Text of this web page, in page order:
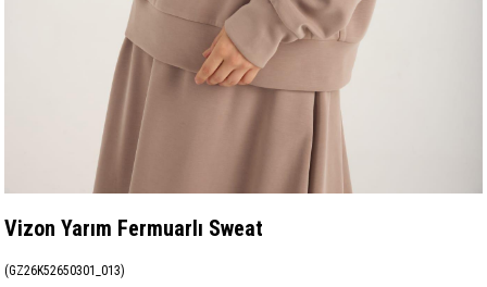
Vizon Yarım Fermuarlı Sweat
(GZ26K52650301_013)